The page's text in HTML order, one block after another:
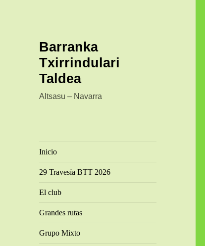
Barranka
Txirrindulari
Taldea
Altsasu – Navarra
Inicio
29 Travesía BTT 2026
El club
Grandes rutas
Grupo Mixto